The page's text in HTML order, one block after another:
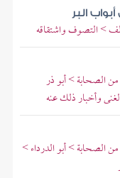
البر
> التصوف واشتقاقه
الصحابة > أبو ذر
وأخبار ذلك عنه
الصحابة > أبو الدرداء >